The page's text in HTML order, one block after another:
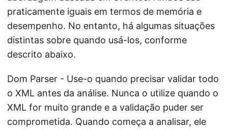
praticamente iguais em termos de memória e
desempenho. No entanto, há algumas situações
distintas sobre quando usá-los, conforme
descrito abaixo.
Dom Parser - Use-o quando precisar validar todo
o XML antes da análise. Nunca o utilize quando o
XML for muito grande e a validação puder ser
comprometida. Quando começa a analisar, ele